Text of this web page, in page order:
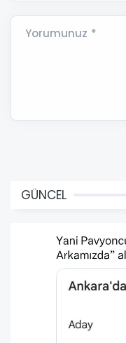
Yorumunuz *
GÜNCEL